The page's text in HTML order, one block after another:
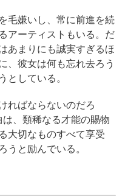
毛嫌いし、常に前進を続
アーティストもいる。だ
あまりにも誠実すぎるほ
、彼女は何も忘れ去ろう
としている。
ればならないのだろ
、類稀なる才能の賜物
大切なものすべて享受
うと励んでいる。